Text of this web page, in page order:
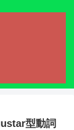
型動詞